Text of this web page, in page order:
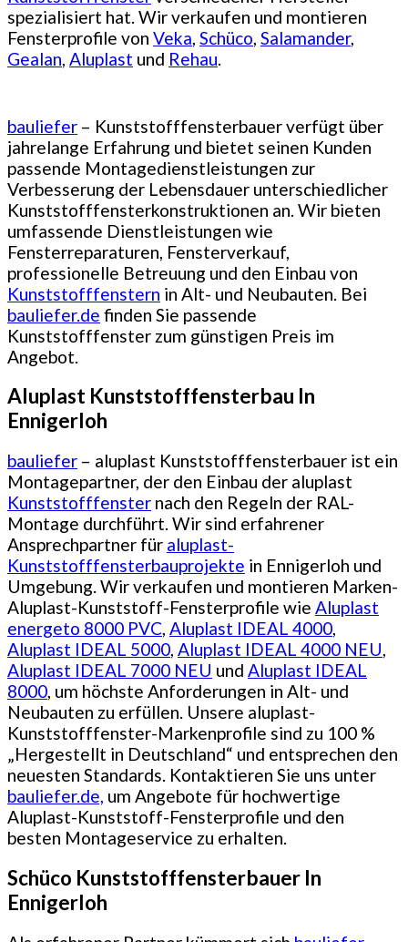
spezialisiert hat. Wir verkaufen und montieren
Fensterprofile von Veka, Schüco, Salamander,
Gealan, Aluplast und Rehau.
bauliefer – Kunststofffensterbauer verfügt über
jahrelange Erfahrung und bietet seinen Kunden
passende Montagedienstleistungen zur
Verbesserung der Lebensdauer unterschiedlicher
Kunststofffensterkonstruktionen an. Wir bieten
umfassende Dienstleistungen wie
Fensterreparaturen, Fensterverkauf,
professionelle Betreuung und den Einbau von
Kunststofffenstern in Alt- und Neubauten. Bei
bauliefer.de finden Sie passende
Kunststofffenster zum günstigen Preis im
Angebot.
Aluplast Kunststofffensterbau In
Ennigerloh
bauliefer – aluplast Kunststofffensterbauer ist ein
Montagepartner, der den Einbau der aluplast
Kunststofffenster nach den Regeln der RAL-
Montage durchführt. Wir sind erfahrener
Ansprechpartner für aluplast-
Kunststofffensterbauprojekte in Ennigerloh und
Umgebung. Wir verkaufen und montieren Marken-
Aluplast-Kunststoff-Fensterprofile wie Aluplast
energeto 8000 PVC, Aluplast IDEAL 4000,
Aluplast IDEAL 5000, Aluplast IDEAL 4000 NEU,
Aluplast IDEAL 7000 NEU und Aluplast IDEAL
8000, um höchste Anforderungen in Alt- und
Neubauten zu erfüllen. Unsere aluplast-
Kunststofffenster-Markenprofile sind zu 100 %
„Hergestellt in Deutschland“ und entsprechen den
neuesten Standards. Kontaktieren Sie uns unter
bauliefer.de, um Angebote für hochwertige
Aluplast-Kunststoff-Fensterprofile und den
besten Montageservice zu erhalten.
Schüco Kunststofffensterbauer In
Ennigerloh